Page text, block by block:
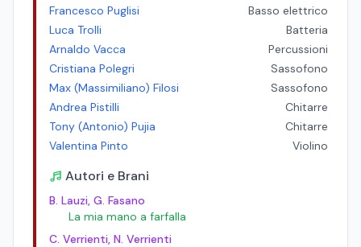
Francesco Puglisi
Basso elettrico
Luca Trolli
Batteria
Arnaldo Vacca
Percussioni
Cristiana Polegri
Sassofono
Max (Massimiliano) Filosi
Sassofono
Andrea Pistilli
Chitarre
Tony (Antonio) Pujia
Chitarre
Valentina Pinto
Violino
Autori e Brani
B. Lauzi, G. Fasano
La mia mano a farfalla
C. Verrienti, N. Verrienti